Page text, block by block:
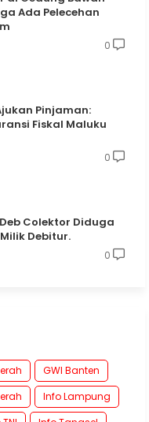
Ada Pelecehan
0
Pinjaman:
Fiskal Maluku
0
Colektor Diduga
Debitur.
0
GWI Banten
Info Lampung